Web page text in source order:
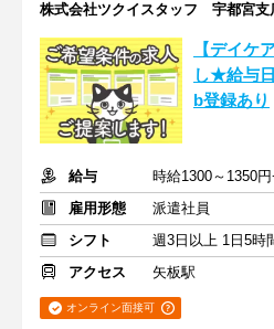
株式会社ツクイスタッフ 宇都宮支
【デイケ
し★給与
b登録あり
給与
時給1300～1350
雇用形態
派遣社員
シフト
週3日以上 1日5時
アクセス
矢板駅
オンライン面接可